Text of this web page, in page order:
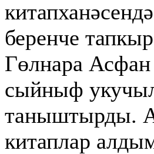
беренче
Гөлнара
сыйныф
таныштырды.
китаплар